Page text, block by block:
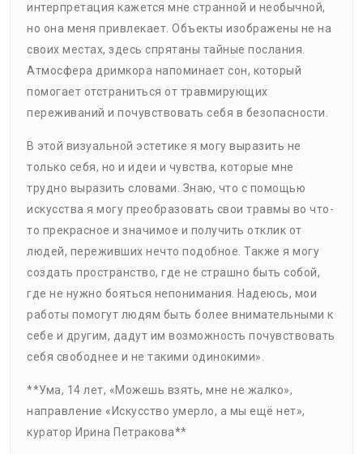
интерпретация кажется мне странной и необычной,
но она меня привлекает. Объекты изображены не на
своих местах, здесь спрятаны тайные послания.
Атмосфера дримкора напоминает сон, который
помогает отстраниться от травмирующих
переживаний и почувствовать себя в безопасности.
В этой визуальной эстетике я могу выразить не
только себя, но и идеи и чувства, которые мне
трудно выразить словами. Знаю, что с помощью
искусства я могу преобразовать свои травмы во что-
то прекрасное и значимое и получить отклик от
людей, переживших нечто подобное. Также я могу
создать пространство, где не страшно быть собой,
где не нужно бояться непонимания. Надеюсь, мои
работы помогут людям быть более внимательными к
себе и другим, дадут им возможность почувствовать
себя свободнее и не такими одинокими».
**Ума, 14 лет, «Можешь взять, мне не жалко»,
направление «Искусство умерло, а мы ещё нет»,
куратор Ирина Петракова**